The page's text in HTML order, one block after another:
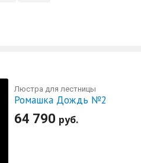
Люстра для лестницы
Ромашка Дождь №2
64 790 руб.